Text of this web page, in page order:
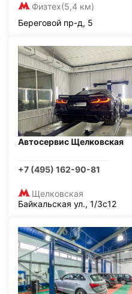
Физтех(5,4 км)
Береговой пр-д, 5
Автосервис Щелковская
+7 (495) 162-90-81
Щелковская
Байкальская ул., 1/3с12